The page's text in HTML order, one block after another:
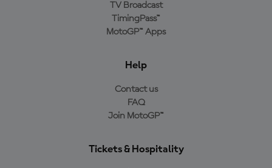
TV Broadcast
TimingPass™
MotoGP™ Apps
Help
Contact us
FAQ
Join MotoGP™
Tickets & Hospitality